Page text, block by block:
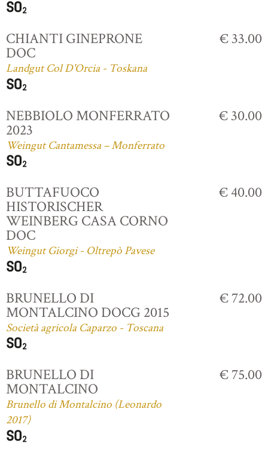
CHIANTI GINEPRONE
DOC
Landgut Col D'Orcia - Toskana
€ 33.00
NEBBIOLO MONFERRATO
2023
Weingut Cantamessa – Monferrato
€ 30.00
BUTTAFUOCO
HISTORISCHER
WEINBERG CASA CORNO
DOC
Weingut Giorgi - Oltrepò Pavese
€ 40.00
BRUNELLO DI
MONTALCINO DOCG 2015
Società agricola Caparzo - Toscana
€ 72.00
BRUNELLO DI
MONTALCINO
Brunello di Montalcino (Leonardo
2017)
€ 75.00